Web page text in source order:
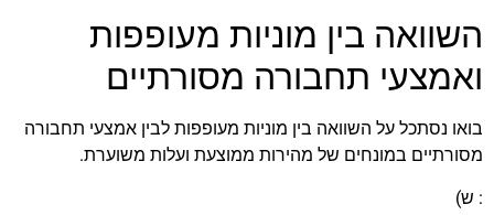
השוואה בין מוניות מעופפות
ואמצעי תחבורה מסורתיים
בואו נסתכל על השוואה בין מוניות מעופפות לבין אמצעי תחבורה
מסורתיים במונחים של מהירות ממוצעת ועלות משוערת.
: ש)